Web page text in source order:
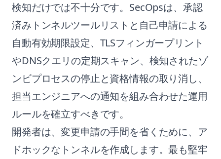
検知だけでは不十分です。SecOpsは、承認
済みトンネルツールリストと自己申請による
自動有効期限設定、TLSフィンガープリント
やDNSクエリの定期スキャン、検知されたゾ
ンビプロセスの停止と資格情報の取り消し、
担当エンジニアへの通知を組み合わせた運用
ルールを確立すべきです。
開発者は、変更申請の手間を省くために、ア
ドホックなトンネルを作成します。最も堅牢